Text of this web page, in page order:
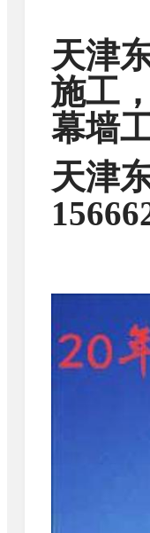
天津
施工
幕墙
天津